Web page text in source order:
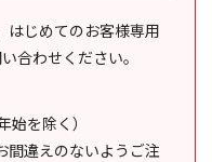
はじめてのお客様専用
合わせください。
を除く）
間違えのないようご注